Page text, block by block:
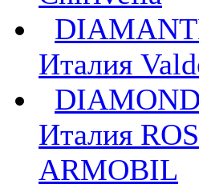
Италия
Италия
ARMOBIL